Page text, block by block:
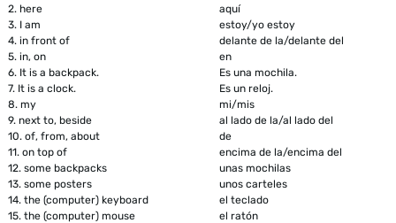
2. here
aquí
3. I am
estoy/yo estoy
4. in front of
delante de la/delante del
5. in, on
en
6. It is a backpack.
Es una mochila.
7. It is a clock.
Es un reloj.
8. my
mi/mis
9. next to, beside
al lado de la/al lado del
10. of, from, about
de
11. on top of
encima de la/encima del
12. some backpacks
unas mochilas
13. some posters
unos carteles
14. the (computer) keyboard
el teclado
15. the (computer) mouse
el ratón